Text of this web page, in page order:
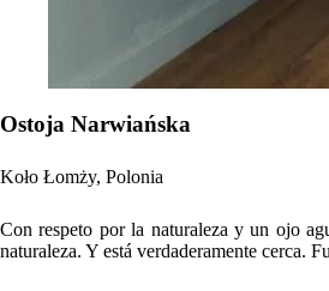
Ostoja Narwiańska
Koło Łomży, Polonia
Con respeto por la naturaleza y un ojo
naturaleza. Y está verdaderamente cerca.